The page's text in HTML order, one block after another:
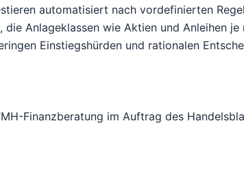
automatisiert nach vordefinierten
Anlageklassen wie Aktien und Anleihen
Einstiegshürden und rationalen
Finanzberatung im Auftrag des